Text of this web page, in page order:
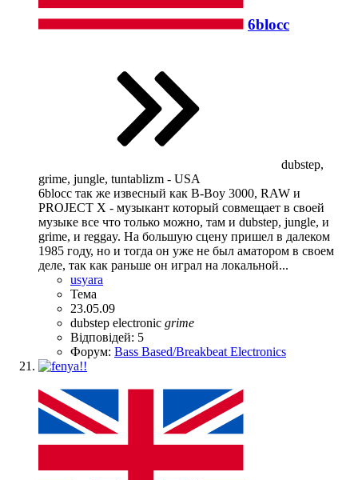
6blocc
dubstep,
grime, jungle, tuntablizm - USA
6blocc так же извесный как B-Boy 3000, RAW и
PROJECT X - музыкант который совмещает в своей
музыке все что только можно, там и dubstep, jungle, и
grime, и reggay. На большую сцену пришел в далеком
1985 году, но и тогда он уже не был аматором в своем
деле, так как раньше он играл на локальной...
usyara
Тема
23.05.09
dubstep electronic grime
Відповідей: 5
Форум: Bass Based/Breakbeat Electronics